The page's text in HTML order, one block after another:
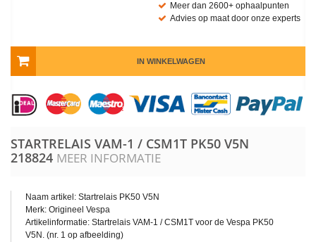
Meer dan 2600+ ophaalpunten
Advies op maat door onze experts
IN WINKELWAGEN
STARTRELAIS VAM-1 / CSM1T PK50 V5N
218824 MEER INFORMATIE
Naam artikel: Startrelais PK50 V5N
Merk: Origineel Vespa
Artikelinformatie: Startrelais VAM-1 / CSM1T voor de Vespa PK50
V5N. (nr. 1 op afbeelding)